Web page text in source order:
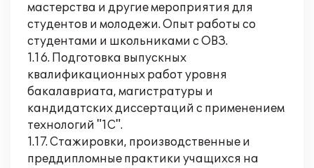
мастерства и другие мероприятия для
студентов и молодежи. Опыт работы со
студентами и школьниками с ОВЗ.
1.16. Подготовка выпускных
квалификационных работ уровня
бакалавриата, магистратуры и
кандидатских диссертаций с применением
технологий "1С".
1.17. Стажировки, производственные и
преддипломные практики учащихся на